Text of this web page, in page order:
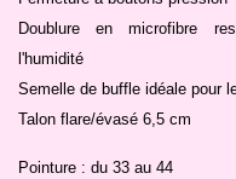
Doublure en microfibre
l'humidité
Semelle de buffle idéale pour
Talon flare/évasé 6,5 cm
Pointure : du 33 au 44